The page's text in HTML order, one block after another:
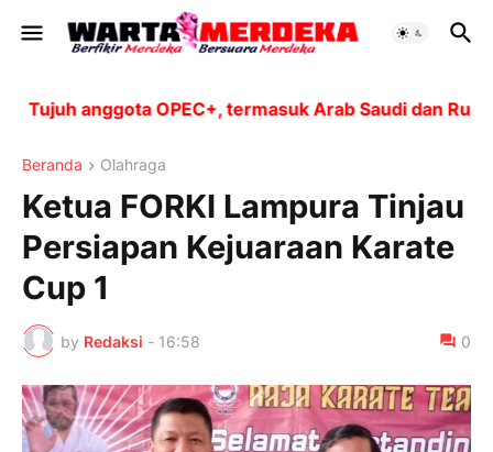
anggota OPEC+, termasuk Arab Saudi dan Rusia,
Beranda Olahraga
Ketua FORKI Lampura Tinjau
Persiapan Kejuaraan Karate
Cup 1
by Redaksi - 16:58 0